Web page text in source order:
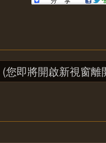
(您即將開啟新視窗離